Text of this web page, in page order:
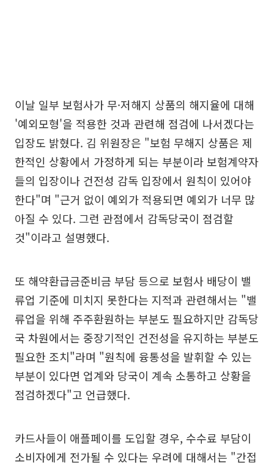
이날 일부 보험사가 무·저해지 상품의 해지율에 대해
'예외모형'을 적용한 것과 관련해 점검에 나서겠다는
입장도 밝혔다. 김 위원장은 "보험 무해지 상품은 제
한적인 상황에서 가정하게 되는 부분이라 보험계약자
들의 입장이나 건전성 감독 입장에서 원칙이 있어야
한다"며 "근거 없이 예외가 적용되면 예외가 너무 많
아질 수 있다. 그런 관점에서 감독당국이 점검할
것"이라고 설명했다.
또 해약환급금준비금 부담 등으로 보험사 배당이 밸
류업 기준에 미치지 못한다는 지적과 관련해서는 "밸
류업을 위해 주주환원하는 부분도 필요하지만 감독당
국 차원에서는 중장기적인 건전성을 유지하는 부분도
필요한 조치"라며 "원칙에 융통성을 발휘할 수 있는
부분이 있다면 업계와 당국이 계속 소통하고 상황을
점검하겠다"고 언급했다.
카드사들이 애플페이를 도입할 경우, 수수료 부담이
소비자에게 전가될 수 있다는 우려에 대해서는 "간접